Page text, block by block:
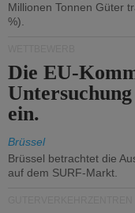
Millionen Tonnen Güter
%).
Die EU-
ein.
Brüssel
Brüssel betrachtet die
auf dem SURF-Markt.